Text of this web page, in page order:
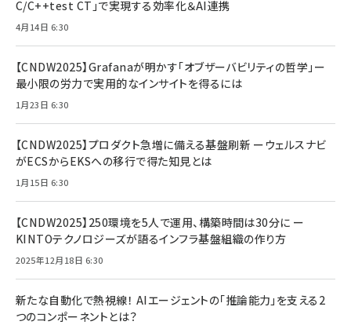
C/C++test CT」で実現する効率化＆AI連携
4月14日 6:30
【CNDW2025】Grafanaが明かす「オブザーバビリティの哲学」ー
最小限の労力で実用的なインサイトを得るには
1月23日 6:30
【CNDW2025】プロダクト急増に備える基盤刷新 ーウェルスナビ
がECSからEKSへの移行で得た知見とは
1月15日 6:30
【CNDW2025】250環境を5人で運用、構築時間は30分に ー
KINTOテクノロジーズが語るインフラ基盤組織の作り方
2025年12月18日 6:30
新たな自動化で熱視線！ AIエージェントの「推論能力」を支える2
つのコンポーネントとは？